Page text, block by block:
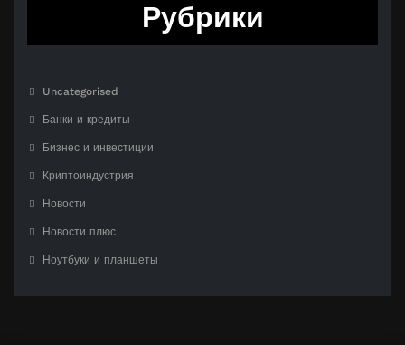
Рубрики
Uncategorised
Банки и кредиты
Бизнес и инвестиции
Криптоиндустрия
Новости
Новости плюс
Ноутбуки и планшеты